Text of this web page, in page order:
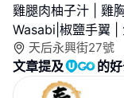
雞腿肉柚子汁 | 雞
Wasabi|椒鹽手翼 |
天后永興街27號
文章提及 的